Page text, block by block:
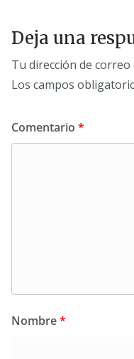
Deja una
Tu dirección de
Los campos
Comentario *
Nombre*